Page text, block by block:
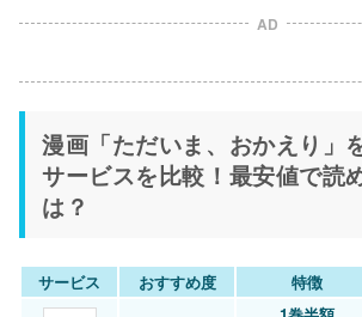
AD
漫画「ただいま、おかえり」
サービスを比較！最安値で読
は？
サービス おすすめ度 特徴